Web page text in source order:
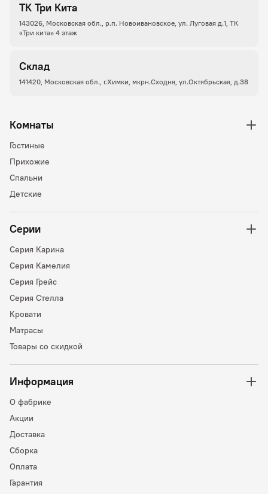
ТК Три Кита
143026, Московская обл., р.п. Новоивановское, ул. Луговая д.1, ТК
«Три кита» 4 этаж
Склад
141420, Московская обл., г.Химки, мкрн.Сходня, ул.Октябрьская, д.38
Комнаты
Гостиные
Прихожие
Спальни
Детские
Серии
Серия Карина
Серия Камелия
Серия Грейс
Серия Стелла
Кровати
Матрасы
Товары со скидкой
Информация
О фабрике
Акции
Доставка
Сборка
Оплата
Гарантия